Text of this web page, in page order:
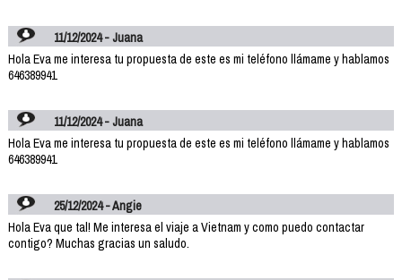
11/12/2024 - Juana
Hola Eva me interesa tu propuesta de este es mi teléfono llámame y hablamos
646389941
11/12/2024 - Juana
Hola Eva me interesa tu propuesta de este es mi teléfono llámame y hablamos
646389941
25/12/2024 - Angie
Hola Eva que tal! Me interesa el viaje a Vietnam y como puedo contactar
contigo? Muchas gracias un saludo.